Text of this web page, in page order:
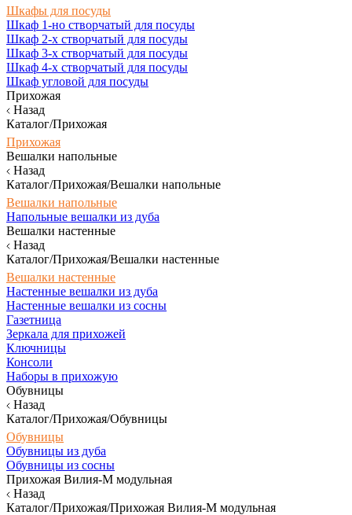
Шкафы для посуды
Шкаф 1-но створчатый для посуды
Шкаф 2-х створчатый для посуды
Шкаф 3-х створчатый для посуды
Шкаф 4-х створчатый для посуды
Шкаф угловой для посуды
Прихожая
Назад
Каталог/Прихожая
Прихожая
Вешалки напольные
Назад
Каталог/Прихожая/Вешалки напольные
Вешалки напольные
Напольные вешалки из дуба
Вешалки настенные
Назад
Каталог/Прихожая/Вешалки настенные
Вешалки настенные
Настенные вешалки из дуба
Настенные вешалки из сосны
Газетница
Зеркала для прихожей
Ключницы
Консоли
Наборы в прихожую
Обувницы
Назад
Каталог/Прихожая/Обувницы
Обувницы
Обувницы из дуба
Обувницы из сосны
Прихожая Вилия-М модульная
Назад
Каталог/Прихожая/Прихожая Вилия-М модульная